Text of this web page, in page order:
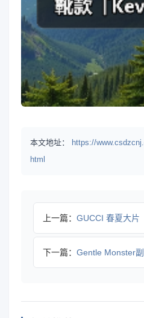
本文地址：
https://
html
上一篇： GUCCI 春夏大片「Lido
下一篇： Gentle Monster副线